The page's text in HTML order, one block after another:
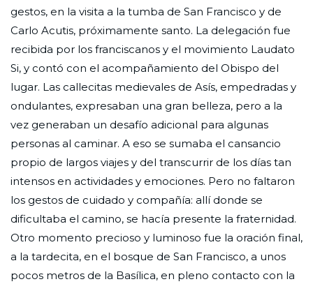
gestos, en la visita a la tumba de San Francisco y de
Carlo Acutis, próximamente santo. La delegación fue
recibida por los franciscanos y el movimiento Laudato
Si, y contó con el acompañamiento del Obispo del
lugar. Las callecitas medievales de Asís, empedradas y
ondulantes, expresaban una gran belleza, pero a la
vez generaban un desafío adicional para algunas
personas al caminar. A eso se sumaba el cansancio
propio de largos viajes y del transcurrir de los días tan
intensos en actividades y emociones. Pero no faltaron
los gestos de cuidado y compañía: allí donde se
dificultaba el camino, se hacía presente la fraternidad.
Otro momento precioso y luminoso fue la oración final,
a la tardecita, en el bosque de San Francisco, a unos
pocos metros de la Basílica, en pleno contacto con la